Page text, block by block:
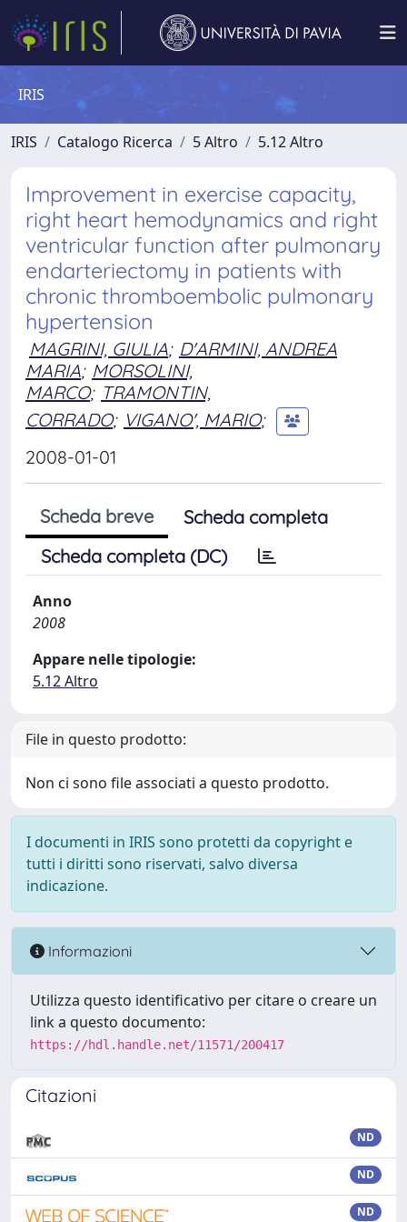
IRIS
IRIS Catalogo Ricerca 5 Altro 5.12 Altro
Improvement in exercise capacity,
right heart hemodynamics and right
ventricular function after pulmonary
endarteriectomy in patients with
chronic thromboembolic pulmonary
hypertension
MAGRINI, GIULIA; D'ARMINI, ANDREA
MARIA; MORSOLINI,
MARCO; TRAMONTIN,
CORRADO; VIGANO', MARIO;
2008-01-01
Scheda breve
Scheda completa
Scheda completa (DC)
Anno
2008
Appare nelle tipologie:
5.12 Altro
File in questo prodotto:
Non ci sono file associati a questo prodotto.
I documenti in IRIS sono protetti da copyright e
tutti i diritti sono riservati, salvo diversa
indicazione.
Informazioni
Utilizza questo identificativo per citare o creare un
link a questo documento:
https://hdl.handle.net/11571/200417
Citazioni
ND
ND
ND